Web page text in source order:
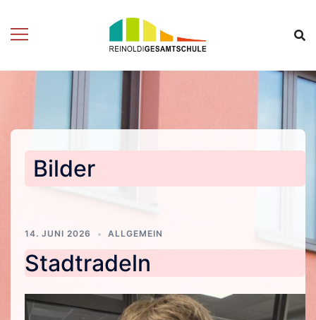
springen
Bilder
14. JUNI 2026 ALLGEMEIN
Stadtradeln